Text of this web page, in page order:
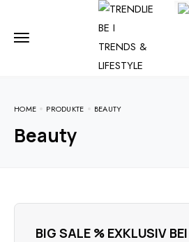
HOME PRODUKTE BEAUTY
Beauty
BIG SALE % EXKLUSIV